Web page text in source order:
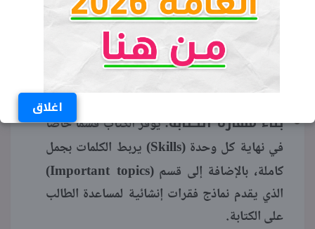
اغلاق
التركيز على الصوتيات (Phonics):
توجد
أقسام مخصصة لتعليم الأصوات والنطق الصحيح
للحروف والكلمات بطريقة «Learn Phonics
with Busy Bee».
بناء مهارة الكتابة:يوفر الكتاب قسماً خاصاً
في نهاية كل وحدة(Skills)
يربط الكلمات بجمل
كاملة، بالإضافة إلى قسم(Important topics)
الذي يقدم نماذج فقرات إنشائية لمساعدة الطالب
على الكتابة.